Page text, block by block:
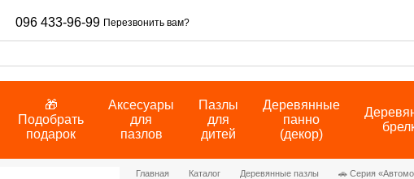
096 433-96-99 Перезвонить вам?
🎁
Подобрать
подарок
Аксесуары
для
пазлов
Пазлы
для
дитей
Деревянные
панно
(декор)
Главная Каталог Деревянные пазлы
🚗 Серия